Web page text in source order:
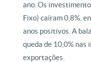
ano. Os
Fixo) caíram 0,8%,
anos positivos. A
queda de 10,0% nas
exportações.